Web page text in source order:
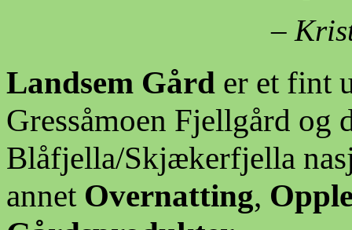
–
Landsem Gård er et fint
Gressåmoen Fjellgård og
Blåfjella/Skjækerfjella
annet Overnatting,